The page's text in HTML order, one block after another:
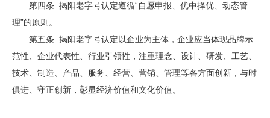
第四条 揭阳老字号认定遵循“自愿申报、优中择优、动态管
理”的原则。
第五条 揭阳老字号认定以企业为主体，企业应当体现品牌示
范性、企业代表性、行业引领性，注重理念、设计、研发、工艺、
技术、制造、产品、服务、经营、营销、管理等各方面创新，与时
俱进、守正创新，彰显经济价值和文化价值。